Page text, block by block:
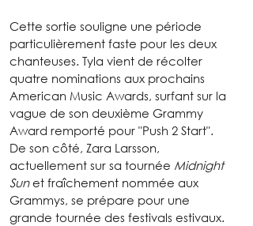
Cette sortie souligne une période
particulièrement faste pour les deux
chanteuses. Tyla vient de récolter
quatre nominations aux prochains
American Music Awards, surfant sur la
vague de son deuxième Grammy
Award remporté pour "Push 2 Start".
De son côté, Zara Larsson,
actuellement sur sa tournée Midnight
Sun et fraîchement nommée aux
Grammys, se prépare pour une
grande tournée des festivals estivaux.